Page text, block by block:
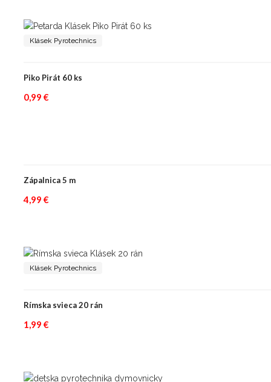
Klásek Pyrotechnics
Piko Pirát 60 ks
0,99 €
Zápalnica 5 m
4,99 €
Klásek Pyrotechnics
Rímska svieca 20 rán
1,99 €